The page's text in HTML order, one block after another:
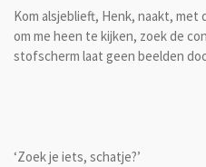
Kom alsjeblieft, Henk, naakt,
om me heen te kijken, zoek de
stofscherm laat geen beelden
‘Zoek je iets, schatje?’